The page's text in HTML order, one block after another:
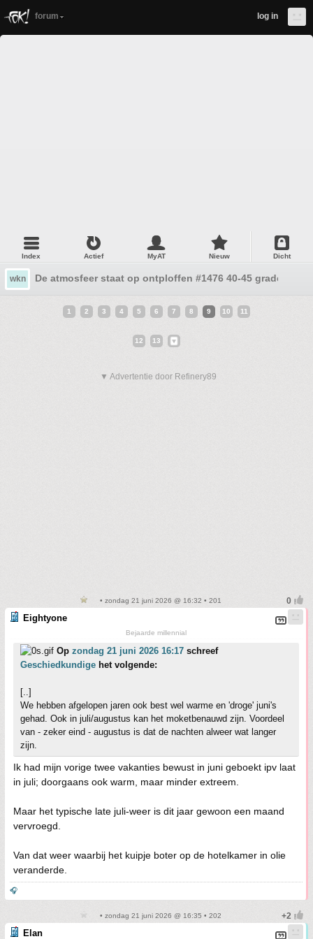
forum log in
Index Actief MyAT Nieuw Dicht
wkn De atmosfeer staat op ontploffen #1476 40-45 graden
1 2 3 4 5 6 7 8 9 10 11
12 13
▼ Advertentie door Refinery89
• zondag 21 juni 2026 @ 16:32 • 201
Eightyone
Bejaarde millennial
Op zondag 21 juni 2026 16:17 schreef
Geschiedkundige het volgende:
[..]
We hebben afgelopen jaren ook best wel warme en 'droge' juni's
gehad. Ook in juli/augustus kan het moketbenauwd zijn. Voordeel
van - zeker eind - augustus is dat de nachten alweer wat langer
zijn.
Ik had mijn vorige twee vakanties bewust in juni geboekt ipv laat
in juli; doorgaans ook warm, maar minder extreem.
Maar het typische late juli-weer is dit jaar gewoon een maand
vervroegd.
Van dat weer waarbij het kuipje boter op de hotelkamer in olie
veranderde.
🎧
• zondag 21 juni 2026 @ 16:35 • 202
Elan